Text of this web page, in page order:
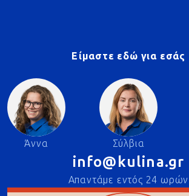
Είμαστε εδώ για εσάς
Άννα Σύλβια
info@kulina.gr
Απαντάμε εντός 24 ωρών